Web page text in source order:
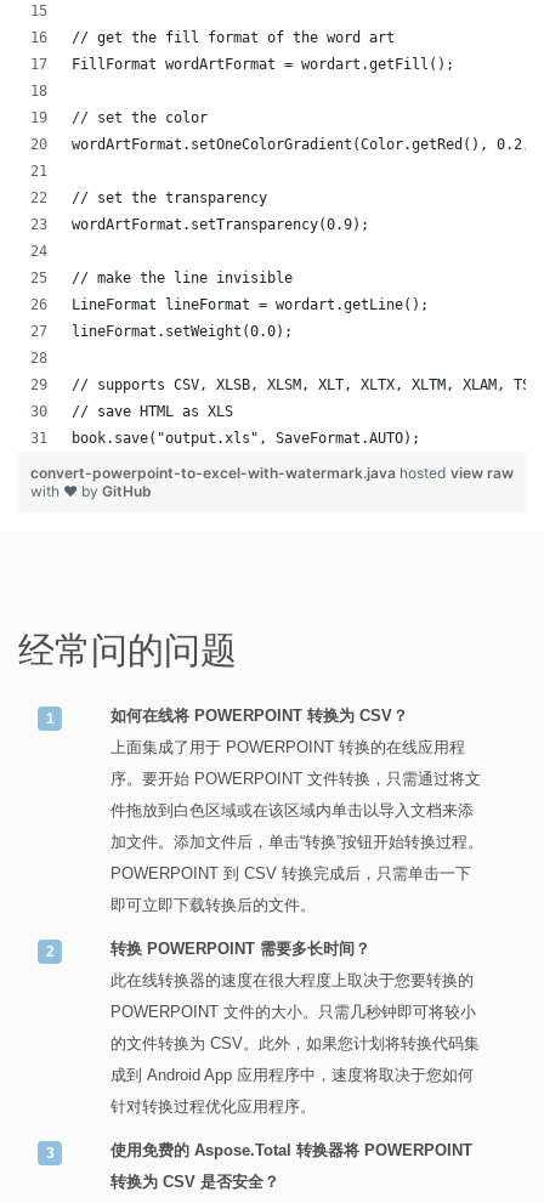
// get the fill format of the word art
FillFormat wordArtFormat = wordart.getFill();
// set the color
wordArtFormat.setOneColorGradient(Color.getRed(), 0.2,
// set the transparency
wordArtFormat.setTransparency(0.9);
// make the line invisible
LineFormat lineFormat = wordart.getLine();
lineFormat.setWeight(0.0);
// supports CSV, XLSB, XLSM, XLT, XLTX, XLTM, XLAM,
// save HTML as XLS
book.save("output.xls", SaveFormat.AUTO);
view raw
convert-powerpoint-to-excel-with-watermark.java hosted
with ❤ by GitHub
经常问的问题
如何在线将 POWERPOINT 转换为 CSV？
上面集成了用于 POWERPOINT 转换的在线应用程
序。要开始 POWERPOINT 文件转换，只需通过将文
件拖放到白色区域或在该区域内单击以导入文档来添
加文件。添加文件后，单击“转换”按钮开始转换过程。
POWERPOINT 到 CSV 转换完成后，只需单击一下
即可立即下载转换后的文件。
转换 POWERPOINT 需要多长时间？
此在线转换器的速度在很大程度上取决于您要转换的
POWERPOINT 文件的大小。只需几秒钟即可将较小
的文件转换为 CSV。此外，如果您计划将转换代码集
成到 Android App 应用程序中，速度将取决于您如何
针对转换过程优化应用程序。
使用免费的 Aspose.Total 转换器将 POWERPOINT
转换为 CSV 是否安全？